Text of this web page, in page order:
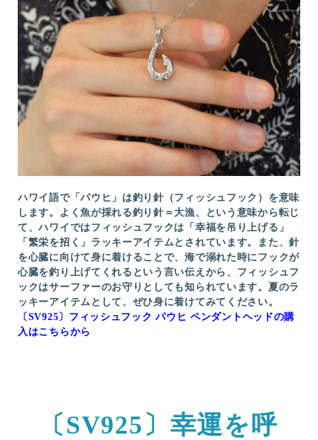
ハワイ語で「パウヒ」は釣り針（フィッシュフック）を意味
します。よく魚が採れる釣り針＝大漁、という意味から転じ
て、ハワイではフィッシュフックは「幸福を吊り上げる」
「繁栄を招く」ラッキーアイテムとされています。また、針
を心臓に向けて身に着けることで、海で溺れた時にフックが
心臓を釣り上げてくれるという言い伝えから、フィッシュフ
ックはサーファーのお守りとしても知られています。夏のラ
ッキーアイテムとして、ぜひ身に着けてみてください。
〔SV925〕フィッシュフック パウヒ ペンダントヘッドの購
入はこちらから
〔SV925〕幸運を呼